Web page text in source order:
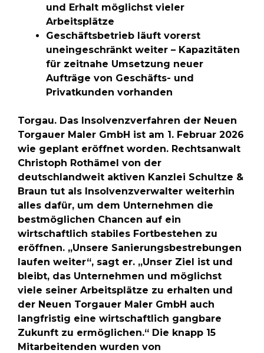
und Erhalt möglichst vieler
Arbeitsplätze
Geschäftsbetrieb läuft vorerst
uneingeschränkt weiter – Kapazitäten
für zeitnahe Umsetzung neuer
Aufträge von Geschäfts- und
Privatkunden vorhanden
Torgau. Das Insolvenzverfahren der Neuen
Torgauer Maler GmbH ist am 1. Februar 2026
wie geplant eröffnet worden. Rechtsanwalt
Christoph Rothämel von der
deutschlandweit aktiven Kanzlei Schultze &
Braun tut als Insolvenzverwalter weiterhin
alles dafür, um dem Unternehmen die
bestmöglichen Chancen auf ein
wirtschaftlich stabiles Fortbestehen zu
eröffnen. „Unsere Sanierungsbestrebungen
laufen weiter“, sagt er. „Unser Ziel ist und
bleibt, das Unternehmen und möglichst
viele seiner Arbeitsplätze zu erhalten und
der Neuen Torgauer Maler GmbH auch
langfristig eine wirtschaftlich gangbare
Zukunft zu ermöglichen.“ Die knapp 15
Mitarbeitenden wurden von